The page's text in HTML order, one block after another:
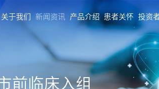
关于我们 新闻资讯 产品介绍 患者关怀 投资
前临床入组